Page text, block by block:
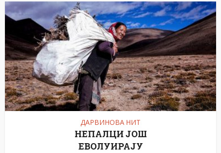
ДАРВИНОВА НИТ
НЕПАЛЦИ ЈОШ
ЕВОЛУИРАЈУ